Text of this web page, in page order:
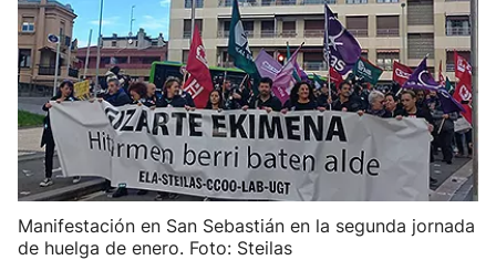
Manifestación en San Sebastián en la segunda jornada
de huelga de enero. Foto: Steilas